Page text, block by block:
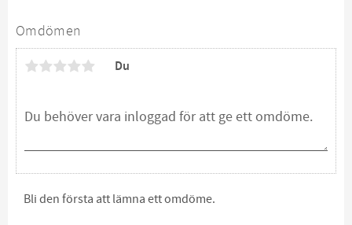
Omdömen
Du
Bli den första att lämna ett omdöme.